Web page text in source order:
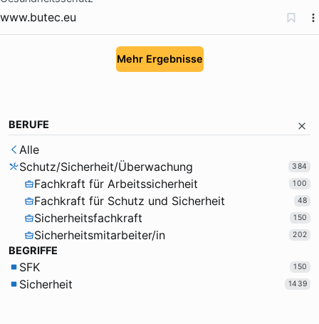
www.butec.eu
Mehr Ergebnisse
BERUFE
Alle
Schutz/Sicherheit/Überwachung
384
Fachkraft für Arbeitssicherheit 100
Fachkraft für Schutz und Sicherheit 48
Sicherheitsfachkraft 150
Sicherheitsmitarbeiter/in 202
BEGRIFFE
SFK 150
Sicherheit 1439